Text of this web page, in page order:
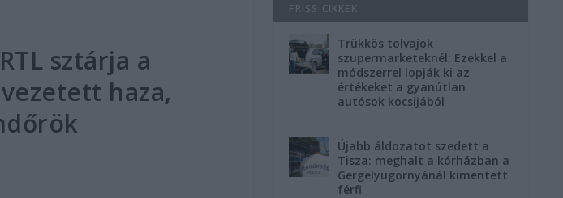
sztárja a
haza,
FRISS CIKKEK
Trükkös tolvajok
szupermarketeknél: Ezekkel a
módszerrel lopják ki az
értékeket a gyanútlan
autósok kocsijából
Újabb áldozatot szedett a
Tisza: meghalt a kórházban a
Gergelyugornyánál kimentett
férfi